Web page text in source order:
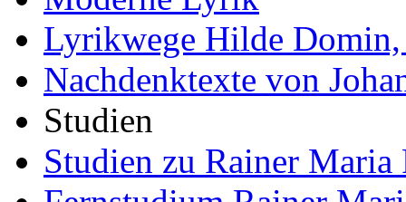
Lyrikwege Hilde
Nachdenktexte von
Studien
Studien zu Rainer Maria